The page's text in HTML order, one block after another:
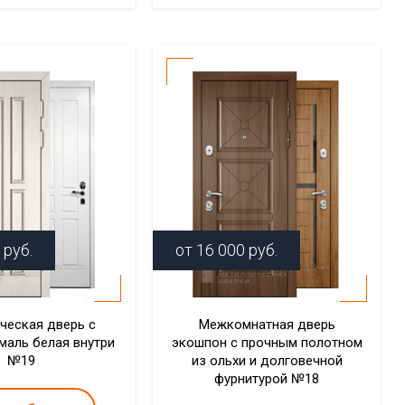
руб.
дверь с
белая внутри
№19
от 16 000 руб.
Межкомнатная дверь
экошпон с прочным полотном
из ольхи и долговечной
фурнитурой №18